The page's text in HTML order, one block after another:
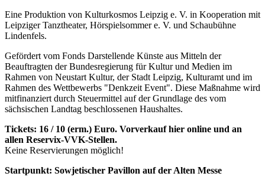
Eine Produktion von Kulturkosmos Leipzig e. V. in Kooperation mit
Leipziger Tanztheater, Hörspielsommer e. V. und Schaubühne
Lindenfels.
Gefördert vom Fonds Darstellende Künste aus Mitteln der
Beauftragten der Bundesregierung für Kultur und Medien im
Rahmen von Neustart Kultur, der Stadt Leipzig, Kulturamt und im
Rahmen des Wettbewerbs "Denkzeit Event". Diese Maßnahme wird
mitfinanziert durch Steuermittel auf der Grundlage des vom
sächsischen Landtag beschlossenen Haushaltes.
Tickets: 16 / 10 (erm.) Euro. Vorverkauf hier online und an
allen Reservix-VVK-Stellen.
Keine Reservierungen möglich!
Startpunkt: Sowjetischer Pavillon auf der Alten Messe